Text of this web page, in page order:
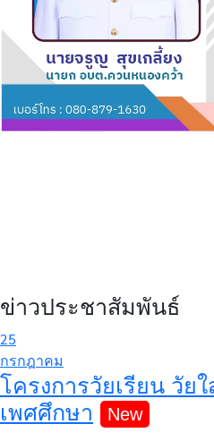
ข่าวประชาสัมพันธ์
25
กรกฎาคม
โครงการวัยเรียน วัย
เพศศึกษา